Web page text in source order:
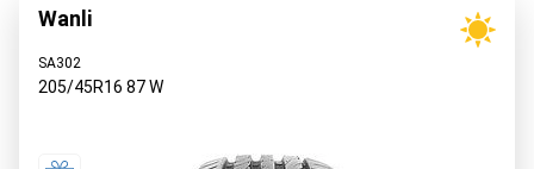
Wanli
SA302
205/45R16 87W